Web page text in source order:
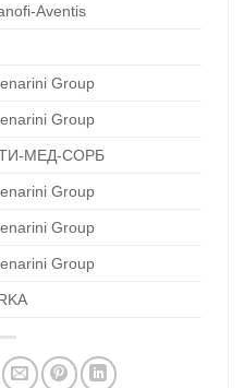
Aventis
Group
Group
МЕД-СОРБ
Group
Group
Group